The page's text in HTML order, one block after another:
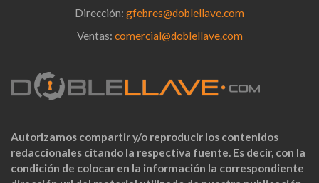
Dirección: gfebres@doblellave.com
Ventas: comercial@doblellave.com
Autorizamos compartir y/o reproducir los contenidos
redaccionales citando la respectiva fuente. Es decir, con la
condición de colocar en la información la correspondiente